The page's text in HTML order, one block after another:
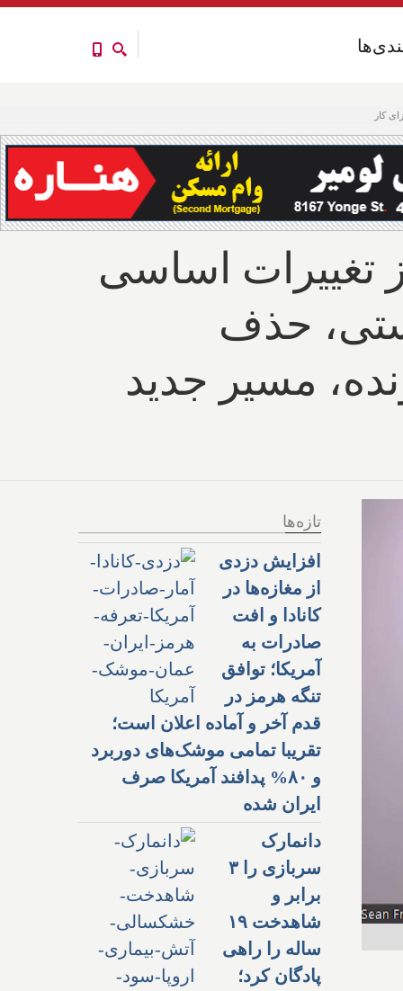
کار
تغییرات اساسی
حذف
مسیر جدید
تازه‌ها
افزایش دزدی
از مغازه‌ها در
کانادا و افت
صادرات به
آمریکا؛ توافق
تنگه هرمز در
قدم آخر و آماده اعلان است؛
تقریبا تمامی موشک‌های دوربرد
و ۸۰% پدافند آمریکا صرف
ایران شده
دانمارک
سربازی را ۳
برابر و
شاهدخت ۱۹
ساله را راهی
پادگان کرد؛